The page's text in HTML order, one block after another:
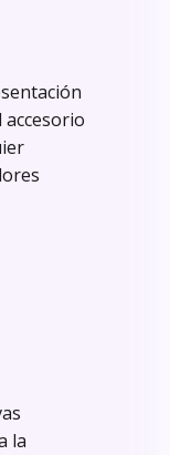
accesorio
la